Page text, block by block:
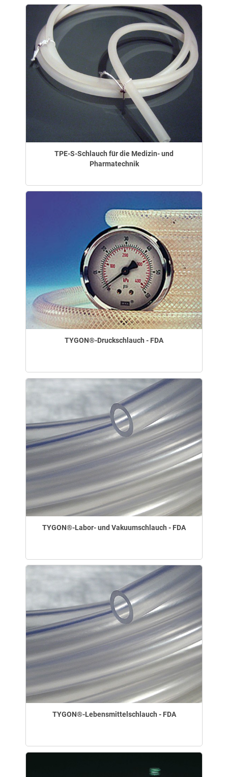
TPE-S-Schlauch für die Medizin- und
Pharmatechnik
TYGON®-Druckschlauch - FDA
TYGON®-Labor- und Vakuumschlauch - FDA
TYGON®-Lebensmittelschlauch - FDA